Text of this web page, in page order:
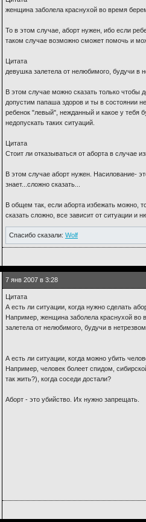
женщина заболела краснухой во время
То в этом случае, аборт нужен, ибо если
таком случае возможно сможет помочь и
Цитата
девушка залетела от нелюбимого, будучи в
В этом случае можно сказать только чтобы
допустим папаша здоров и ты в состоянии
ребенок "левый", нежданный и какое у тебя
недопускать таких ситуаций.
Цитата
Стоит ли отказываться от аборта в случае
В этом случае аборт нужен. Насилование-
знает...сложно сказать...
В общем так, если аборта избежать можно,
сказать сложно, все зависит от ситуации и
Спасибо сказали: Wolf
7 янв 2007 в 3:28
Цитата
А есть ли ситуации, когда нужно сделать
Например, женщина заболела краснухой во
залетела от нелюбимого, будучи в
А есть ли ситуации, когда можно убить
Например, человек болеет спидом,
так жить?), когда соседи достали?
Аборт - это убийство. Их нужно запрещать.